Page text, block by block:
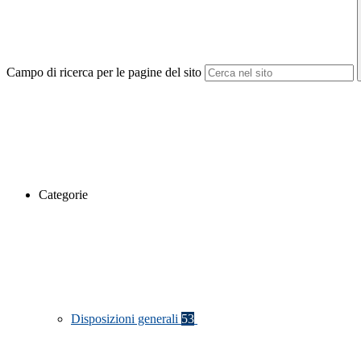
Campo di ricerca per le pagine del sito
Categorie
Disposizioni generali 53